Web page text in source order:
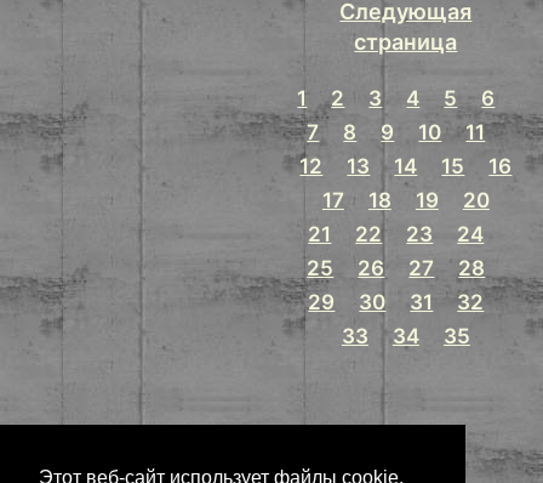
Этот веб-сайт использует файлы cookie,
Следующая
страница
1 2 3 4 5
6
7
8 9 10
11
12
13 14 15
16
17
18 19
20
21
22 23
24
25
26 27
28
29
30 31
32
33
34 35